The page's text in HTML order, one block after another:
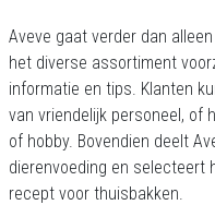
Aveve gaat verder dan
het diverse assortiment
informatie en tips. Klanten
van vriendelijk personeel, of
of hobby. Bovendien deelt
dierenvoeding en selecteert
recept voor thuisbakken.